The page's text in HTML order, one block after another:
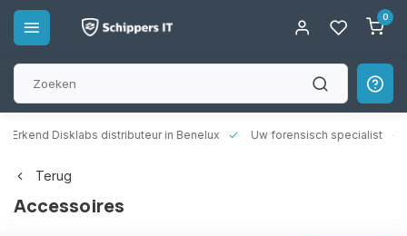
0
Disklabs distributeur in Benelux Uw forensisch specialist
Terug
Accessoires